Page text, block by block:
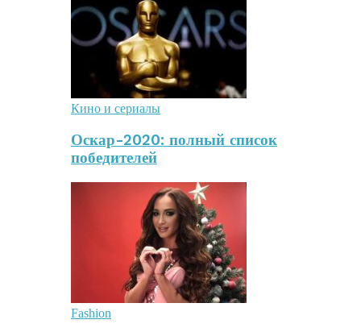
Кино и сериалы
Оскар-2020: полный список
победителей
Fashion